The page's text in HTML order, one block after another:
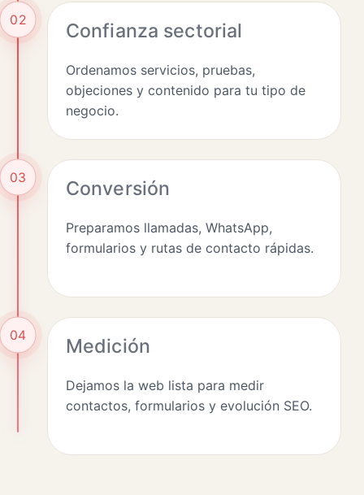
02 Confianza sectorial
Ordenamos servicios, pruebas,
objeciones y contenido para tu tipo de
negocio.
03 Conversión
Preparamos llamadas, WhatsApp,
formularios y rutas de contacto rápidas.
04 Medición
Dejamos la web lista para medir
contactos, formularios y evolución SEO.